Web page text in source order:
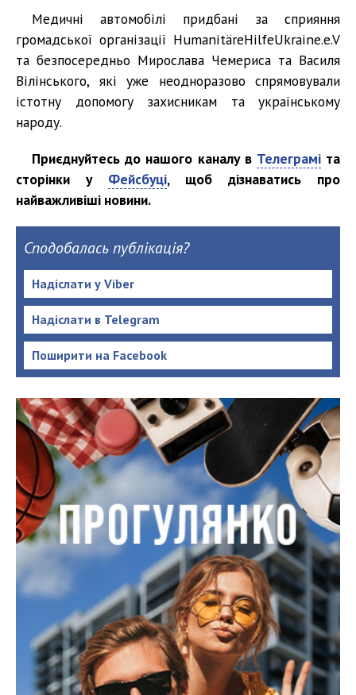
Медичні автомобілі придбані за сприяння
громадської організації HumanitäreHilfeUkraine.e.V
та безпосередньо Мирослава Чемериса та Василя
Вілінського, які уже неодноразово спрямовували
істотну допомогу захисникам та українському
народу.
Приєднуйтесь до нашого каналу в Телеграміта
сторінки у Фейсбуці, щоб дізнаватись про
найважливіші новини.
Сподобалась публікація?
Надіслати у Viber
Надіслати в Telegram
Поширити на Facebook